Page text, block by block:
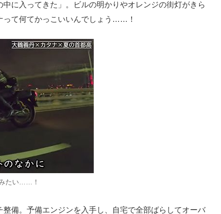
に入ってきた」。ビルの明かりやオレンジの街灯がきら
って何てかっこいいんでしょう……！
たい……！
備。予備エンジンを入手し、自宅で全部ばらしてオーバ